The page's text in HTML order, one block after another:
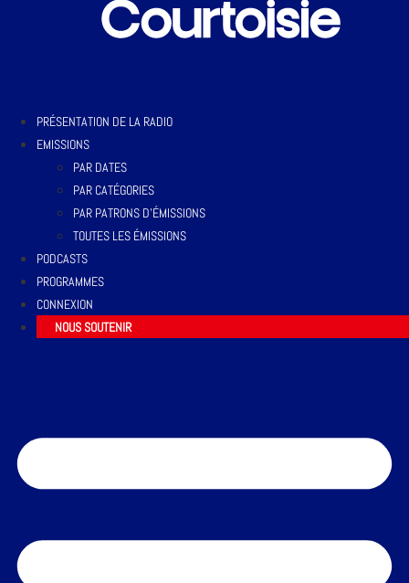
PRÉSENTATION DE LA RADIO
EMISSIONS
PAR DATES
PAR CATÉGORIES
PAR PATRONS D’ÉMISSIONS
TOUTES LES ÉMISSIONS
PODCASTS
PROGRAMMES
CONNEXION
NOUS SOUTENIR